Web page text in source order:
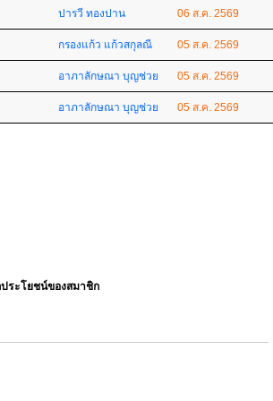
ปารวี ทองปาน 06 ส.ค. 2569
กรองแก้ว แก้วสกุลณี 05 ส.ค. 2569
อาภาลักษณา บุญช่วย 05 ส.ค. 2569
อาภาลักษณา บุญช่วย 05 ส.ค. 2569
ระโยชน์ของสมาชิก